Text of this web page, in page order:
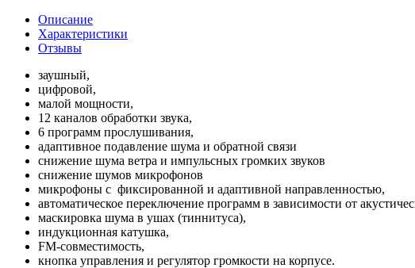
Описание
Характеристики
Отзывы
заушный,
цифровой,
малой мощности,
12 каналов обработки звука,
6 программ прослушивания,
адаптивное подавление шума и обратной связи
снижение шума ветра и импульсных громких звуков
снижение шумов микрофонов
микрофоны с фиксированной и адаптивной направленностью,
автоматическое переключение программ в зависимости от
маскировка шума в ушах (тиннитуса),
индукционная катушка,
FM-совместимость,
кнопка управления и регулятор громкости на корпусе.